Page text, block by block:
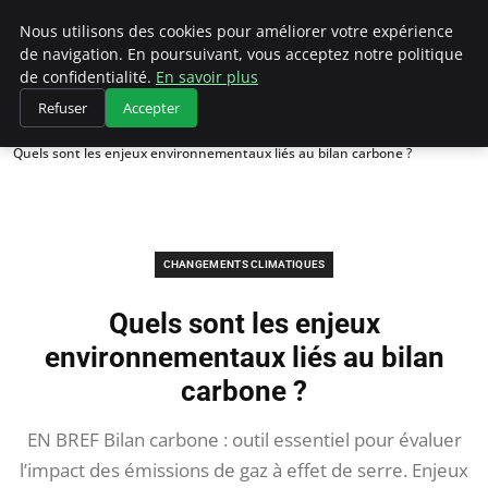
Climategatecountryclub.com
Accueil
Changements climatiques
Quels sont les enjeux environnementaux liés au bilan carbone ?
CHANGEMENTS CLIMATIQUES
Quels sont les enjeux
environnementaux liés au bilan
carbone ?
EN BREF Bilan carbone : outil essentiel pour évaluer
l’impact des émissions de gaz à effet de serre. Enjeux
Nous utilisons des cookies pour améliorer votre expérience
de navigation. En poursuivant, vous acceptez notre politique
de confidentialité. En savoir plus
Refuser Accepter